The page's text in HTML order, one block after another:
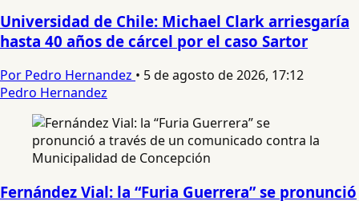
Universidad de Chile: Michael Clark arriesgaría
hasta 40 años de cárcel por el caso Sartor
Por Pedro Hernandez • 5 de agosto de 2026, 17:12
Pedro Hernandez
Fernández Vial: la “Furia Guerrera” se pronunció